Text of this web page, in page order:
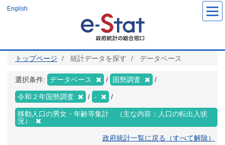
ツ
English
トップページ 統計データを探す データベース
選択条件: データベース 国勢調査
令和２年国勢調査 -
移動人口の男女・年齢等集計 （主な内容：人口の転出入状
況）
政府統計一覧に戻る（すべて解除）